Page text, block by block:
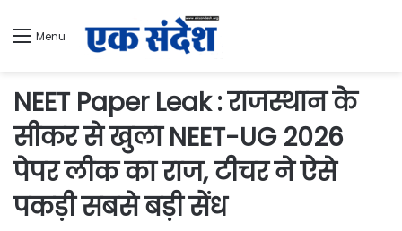
Menu
NEET Paper Leak : राजस्थान के
सीकर से खुला NEET-UG 2026
पेपर लीक का राज, टीचर ने ऐसे
पकड़ी सबसे बड़ी सेंध